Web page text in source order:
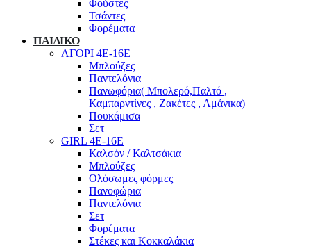
Φούστες
Τσάντες
Φορέματα
ΠΑΙΔΙΚΟ
ΑΓΟΡΙ 4Ε-16Ε
Μπλούζες
Παντελόνια
Πανωφόρια( Μπολερό,Παλτό ,
Καμπαρντίνες , Ζακέτες , Αμάνικα)
Πουκάμισα
Σετ
GIRL 4Ε-16Ε
Καλσόν / Καλτσάκια
Μπλούζες
Ολόσωμες φόρμες
Πανοφώρια
Παντελόνια
Σετ
Φορέματα
Στέκες και Κοκκαλάκια